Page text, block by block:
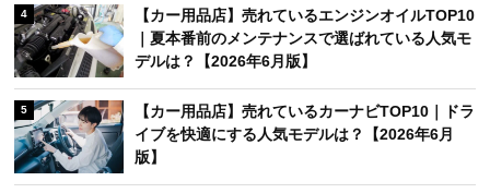
4
【カー用品店】売れているエンジンオイルTOP10
｜夏本番前のメンテナンスで選ばれている人気モ
デルは？【2026年6月版】
5
【カー用品店】売れているカーナビTOP10｜ドラ
イブを快適にする人気モデルは？【2026年6月
版】